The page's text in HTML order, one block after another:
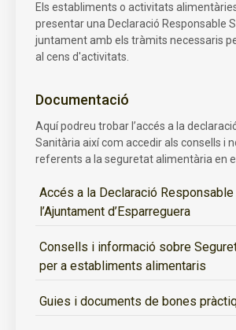
Els establiments o activitats
presentar una Declaració Responsable
juntament amb els tràmits necessaris
al cens d'activitats.
Documentació
Aquí podreu trobar l’accés a la
Sanitària així com accedir als consells i
referents a la seguretat alimentària en
Accés a la Declaració
l’Ajuntament d’Esparreguera
Consells i informació sobre
per a establiments alimentaris
Guies i documents de bones